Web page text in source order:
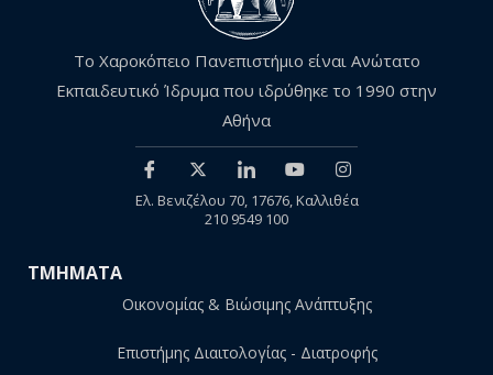
Το Χαροκόπειο Πανεπιστήμιο είναι Ανώτατο
Εκπαιδευτικό Ίδρυμα που ιδρύθηκε το 1990 στην
Αθήνα
Ελ. Βενιζέλου 70, 17676, Καλλιθέα
210 9549 100
ΤΜΗΜΑΤΑ
Οικονομίας & Βιώσιμης Ανάπτυξης
Επιστήμης Διαιτολογίας - Διατροφής